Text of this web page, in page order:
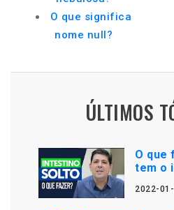
O que significa
nome null?
ÚLTIMOS
O que
tem o
2022-